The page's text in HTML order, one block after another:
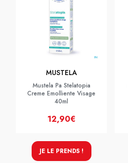
MUSTELA
Mustela Pa Stelatopia
Creme Emolliente Visage
40ml
12,90€
JE LE PRENDS !